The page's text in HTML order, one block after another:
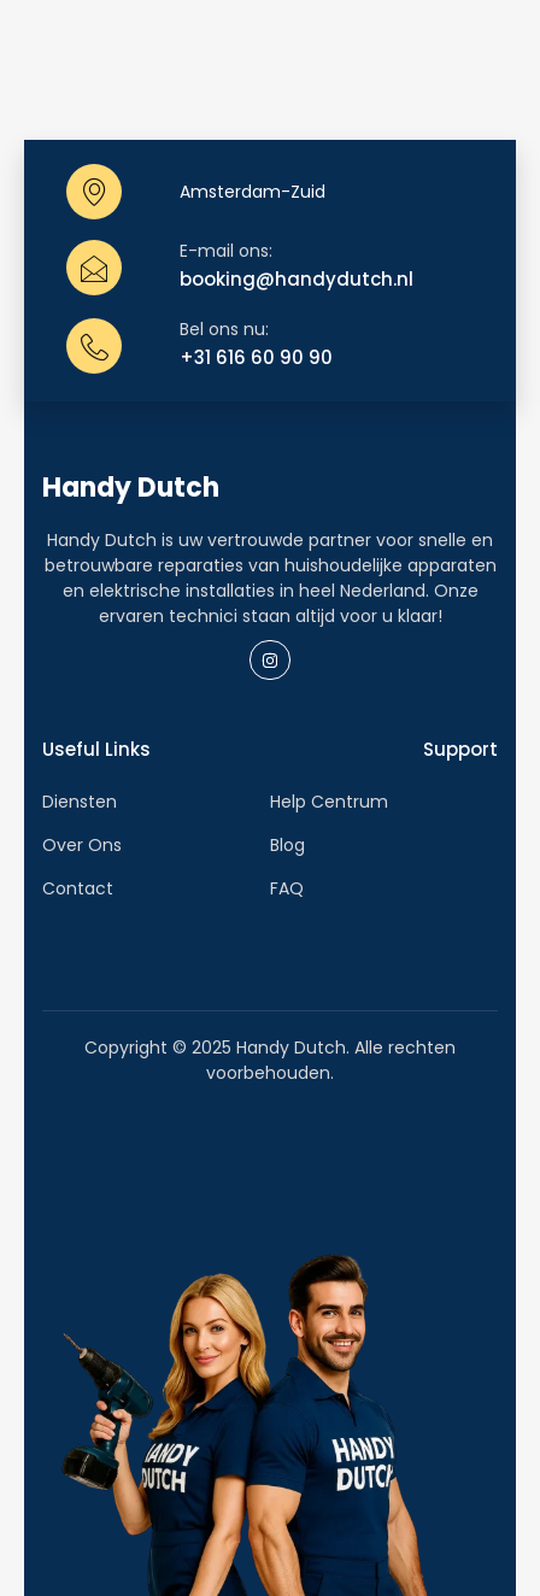
Amsterdam-Zuid
E-mail ons:
booking@handydutch.nl
Bel ons nu:
+31 616 60 90 90
Handy Dutch
Handy Dutch is uw vertrouwde partner voor snelle en
betrouwbare reparaties van huishoudelijke apparaten
en elektrische installaties in heel Nederland. Onze
ervaren technici staan altijd voor u klaar!
Useful Links
Diensten
Over Ons
Contact
Support
Help Centrum
Blog
FAQ
Copyright © 2025 Handy Dutch. Alle rechten
voorbehouden.